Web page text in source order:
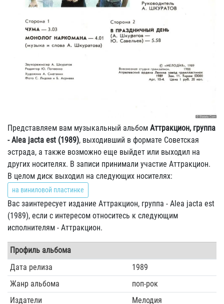
Представляем вам музыкальный альбом Аттракцион, группа
- Alea jacta est (1989), выходивший в формате Советская
эстрада, а также возможно еще выйдет или выходил на
других носителях. В записи принимали участие Аттракцион.
В целом диск выходил на следующих носителях:
на виниловой пластинке
Вас заинтересует издание Аттракцион, группа - Alea jacta est
(1989), если с интересом относитесь к следующим
исполнителям - Аттракцион.
Профиль альбома
Дата релиза
1989
Жанр альбома
поп-рок
Издатели
Мелодия